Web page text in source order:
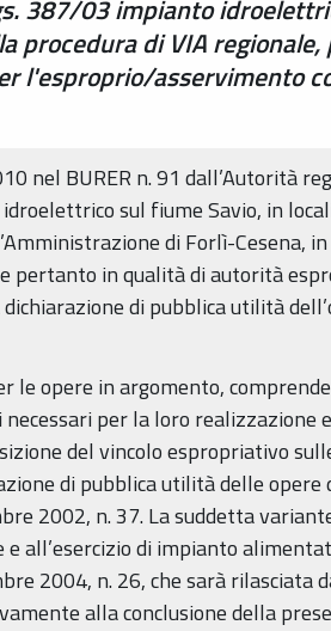
387/03 impianto
di VIA regionale,
l'esproprio/asservimento
nel BURER n. 91 dall’Autorità
sul fiume Savio, in
di Forlì-Cesena,
pertanto in qualità di autorità
di pubblica utilità
le opere in argomento,
per la loro
del vincolo espropriativo
di pubblica utilità delle
2002, n. 37. La suddetta
all’esercizio di impianto
2004, n. 26, che sarà
alla conclusione della